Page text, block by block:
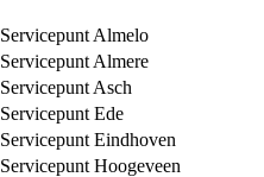
Servicepunt Almelo
Servicepunt Almere
Servicepunt Asch
Servicepunt Ede
Servicepunt Eindhoven
Servicepunt Hoogeveen